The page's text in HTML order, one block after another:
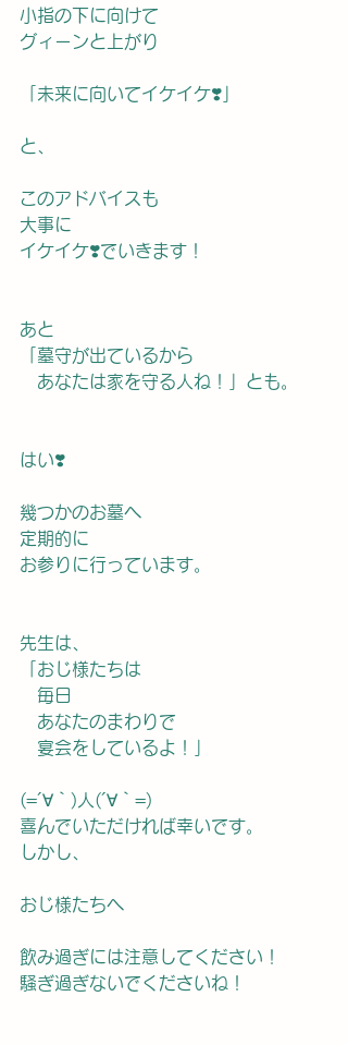
小指の下に向けて
グィーンと上がり
「未来に向いてイケイケ❣️」
と、
このアドバイスも
大事に
イケイケ❣️でいきます！
あと
「墓守が出ているから
あなたは家を守る人ね！」とも。
はい❣️
幾つかのお墓へ
定期的に
お参りに行っています。
先生は、
「おじ様たちは
毎日
あなたのまわりで
宴会をしているよ！」
(=´∀｀)人(´∀｀=)
喜んでいただければ幸いです。
しかし、
おじ様たちへ
飲み過ぎには注意してください！
騒ぎ過ぎないでくださいね！